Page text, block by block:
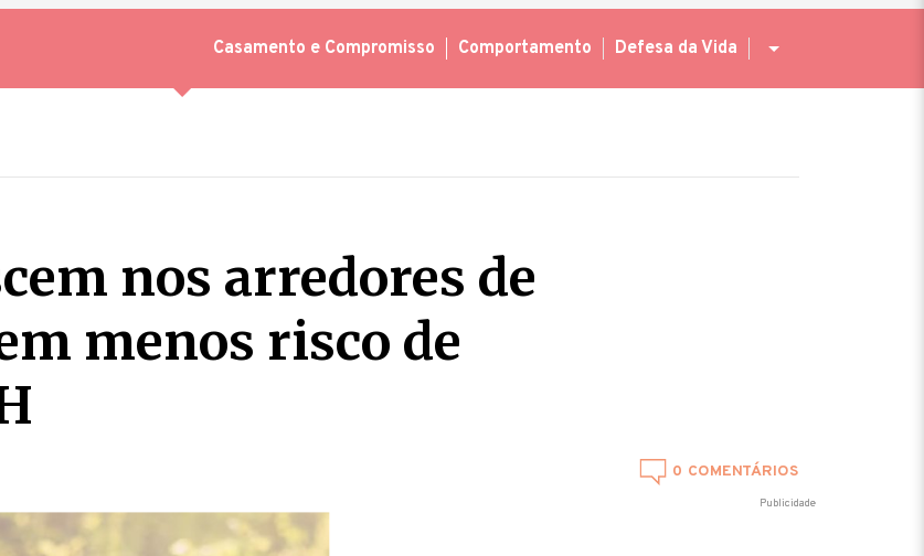
Casamento e Compromisso Comportamento Defesa da Vida
nos arredores de
menos risco de
0